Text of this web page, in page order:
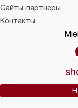
Сайты-партнеры
Контакты